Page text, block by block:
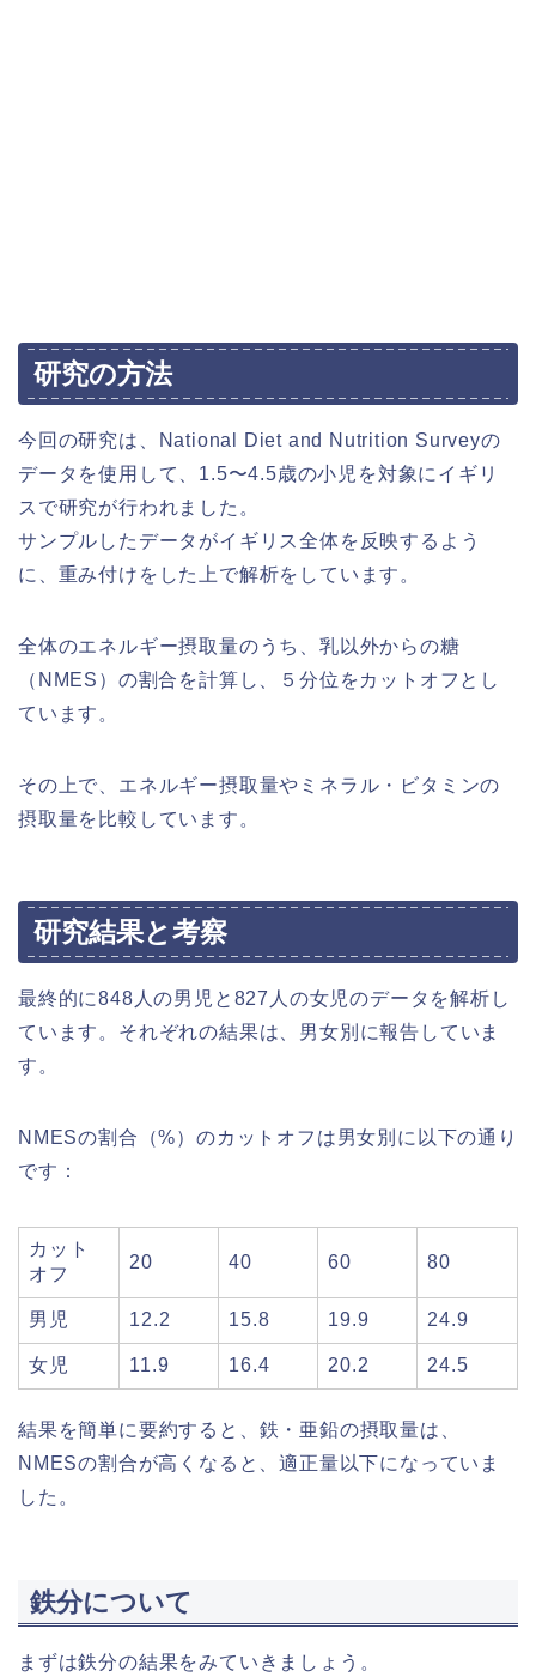
研究の方法
今回の研究は、National Diet and Nutrition Surveyの
データを使用して、1.5〜4.5歳の小児を対象にイギリ
スで研究が行われました。
サンプルしたデータがイギリス全体を反映するよう
に、重み付けをした上で解析をしています。
全体のエネルギー摂取量のうち、乳以外からの糖
（NMES）の割合を計算し、５分位をカットオフとし
ています。
その上で、エネルギー摂取量やミネラル・ビタミンの
摂取量を比較しています。
研究結果と考察
最終的に848人の男児と827人の女児のデータを解析し
ています。それぞれの結果は、男女別に報告していま
す。
NMESの割合（%）のカットオフは男女別に以下の通り
です：
カット
オフ
20 40 60 80
男児 12.2 15.8 19.9 24.9
女児 11.9 16.4 20.2 24.5
結果を簡単に要約すると、鉄・亜鉛の摂取量は、
NMESの割合が高くなると、適正量以下になっていま
した。
鉄分について
まずは鉄分の結果をみていきましょう。